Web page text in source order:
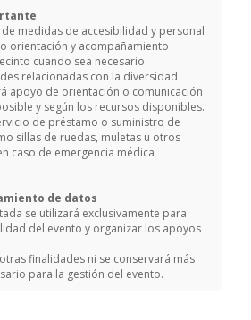
medidas de accesibilidad y personal
orientación y acompañamiento
cuando sea necesario.
relacionadas con la diversidad
apoyo de orientación o comunicación
y según los recursos disponibles.
de préstamo o suministro de
sillas de ruedas, muletas u otros
caso de emergencia médica
de datos
se utilizará exclusivamente para
del evento y organizar los apoyos
finalidades ni se conservará más
para la gestión del evento.